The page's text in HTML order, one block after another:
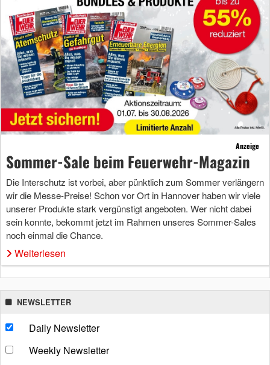
Anzeige
Sommer-Sale beim Feuerwehr-Magazin
Die Interschutz ist vorbei, aber pünktlich zum Sommer verlängern
wir die Messe-Preise! Schon vor Ort in Hannover haben wir viele
unserer Produkte stark vergünstigt angeboten. Wer nicht dabei
sein konnte, bekommt jetzt im Rahmen unseres Sommer-Sales
noch einmal die Chance.
Weiterlesen
NEWSLETTER
Daily Newsletter
Weekly Newsletter